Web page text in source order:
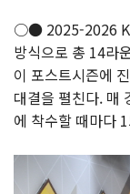
○● 2025-2026
방식으로 총 14라
이 포스트시즌에
대결을 펼친다. 매
에 착수할 때마다